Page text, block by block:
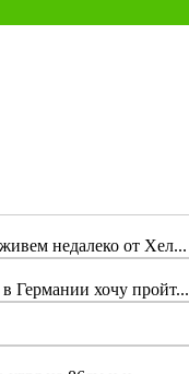
недалеко от Хел...
Германии хочу пройт...